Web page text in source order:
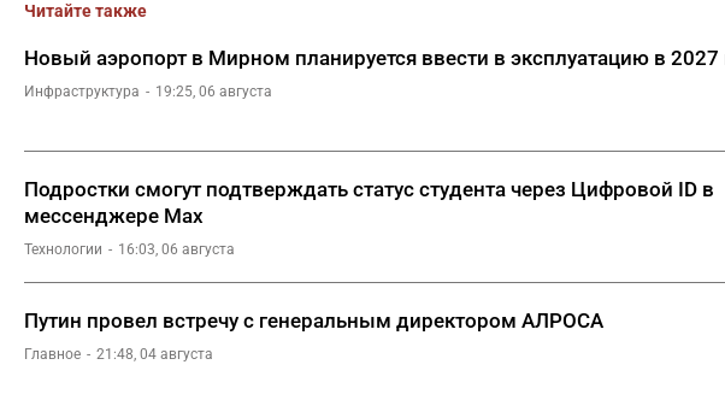
Читайте также
Новый аэропорт в Мирном планируется ввести в эксплуатацию в 2027
Инфраструктура 19:25, 06 августа
Подростки смогут подтверждать статус студента через Цифровой ID в
мессенджере Мах
Технологии 16:03, 06 августа
Путин провел встречу с генеральным директором АЛРОСА
Главное 21:48, 04 августа